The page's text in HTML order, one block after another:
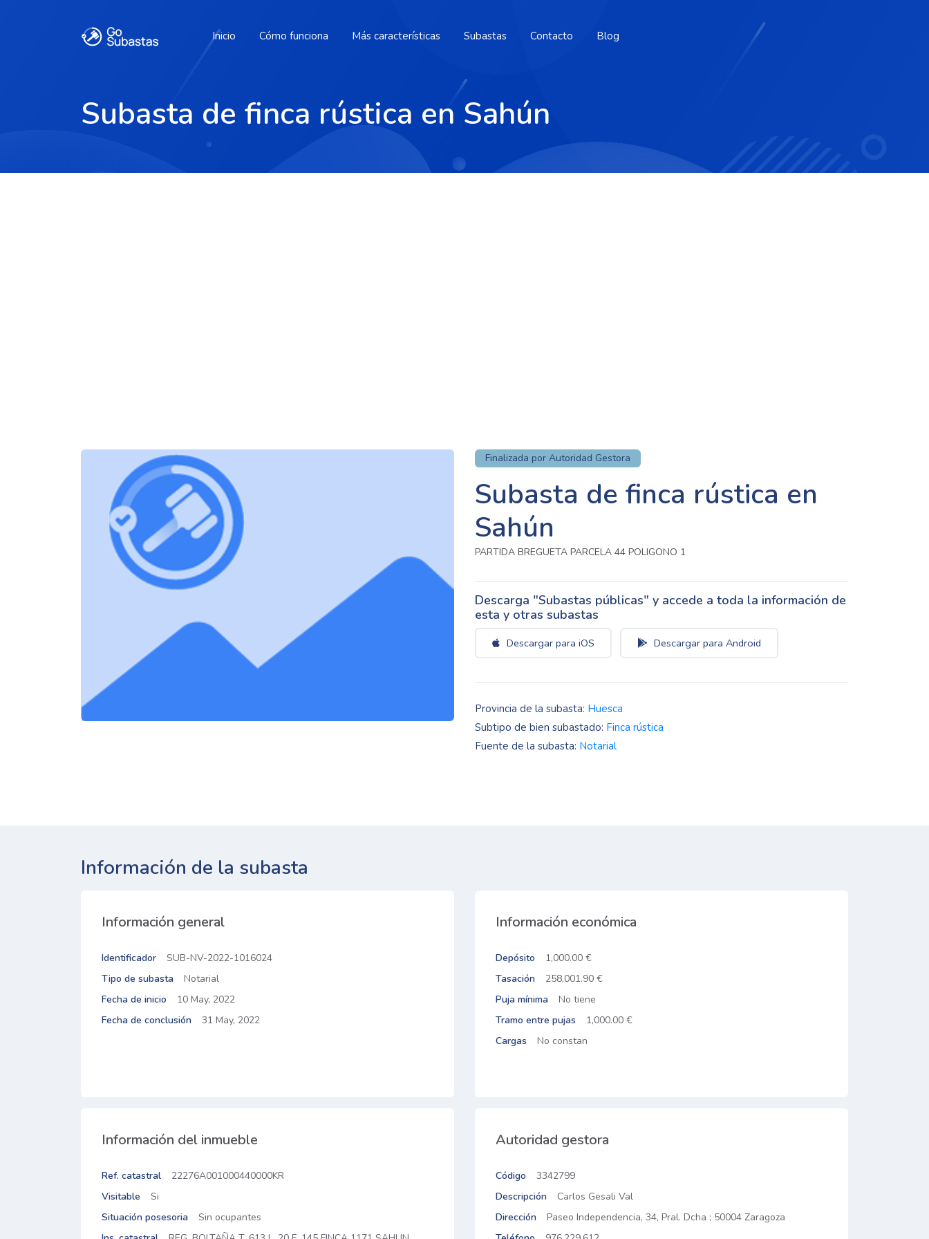
Inicio Cómo funciona Más características Subastas Contacto Blog
Subasta de finca rústica en Sahún
Finalizada por Autoridad Gestora
Subasta de finca rústica en
Sahún
PARTIDA BREGUETA PARCELA 44 POLIGONO 1
Descarga "Subastas públicas" y accede a toda la información de
esta y otras subastas
Descargar para iOS Descargar para Android
Provincia de la subasta: Huesca
Subtipo de bien subastado: Finca rústica
Fuente de la subasta: Notarial
Información de la subasta
Información general
Identificador
SUB-NV-2022-1016024
Tipo de subasta
Notarial
Fecha de inicio
10 May, 2022
Fecha de conclusión
31 May, 2022
Información económica
Depósito
1,000.00 €
Tasación
258,001.90 €
Puja mínima
No tiene
Tramo entre pujas
1,000.00 €
Cargas
No constan
Información del inmueble
Ref. catastral
22276A001000440000KR
Visitable
Si
Situación posesoria
Sin ocupantes
Autoridad gestora
Código
3342799
Descripción
Carlos Gesali Val
Dirección
Paseo Independencia, 34, Pral. Dcha ; 50004 Zaragoza